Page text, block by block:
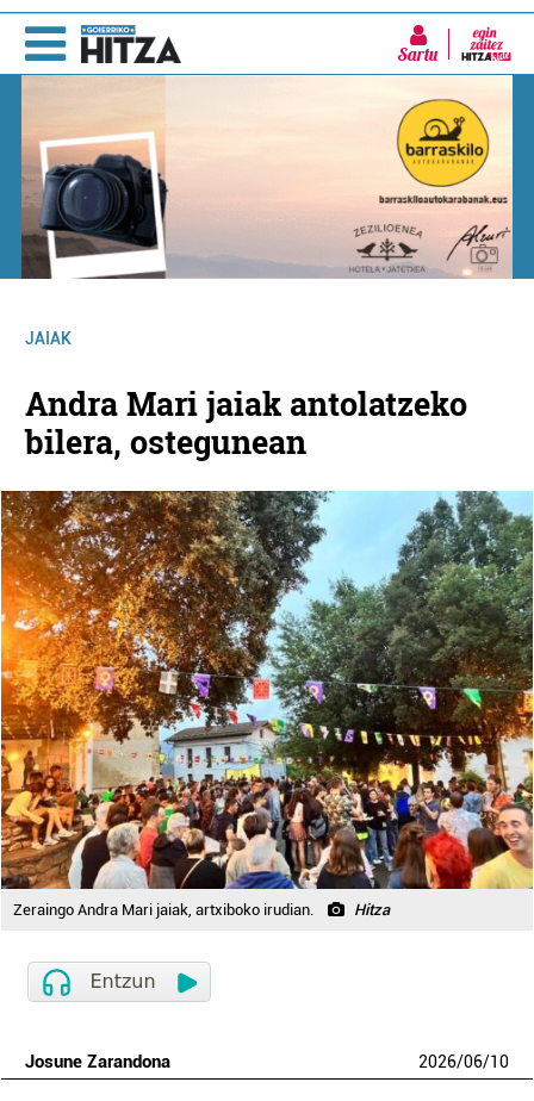
Sartu
JAIAK
Andra Mari jaiak antolatzeko
bilera, ostegunean
Zeraingo Andra Mari jaiak, artxiboko irudian. Hitza
Josune Zarandona 2026/06/10